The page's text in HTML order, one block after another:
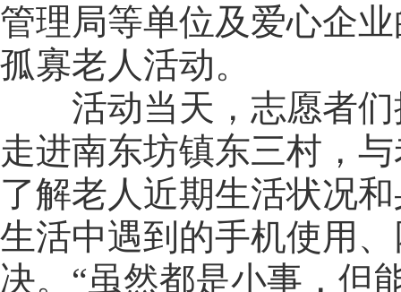
管理局等单位及爱心企
孤寡老人活动。
活动当天，志愿者们
走进南东坊镇东三村，
了解老人近期生活状况
生活中遇到的手机使用
决。“虽然都是小事，但